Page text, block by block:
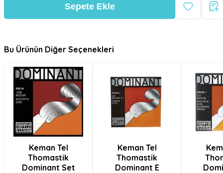
Sepete Ekle
Bu Ürünün Diğer Seçenekleri
Keman Tel
Thomastik
Dominant Set
Keman Tel
Thomastik
Dominant E